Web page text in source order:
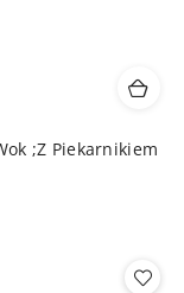
;Z Piekarnikiem